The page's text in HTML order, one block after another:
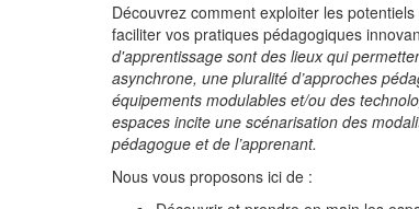
Découvrez comment exploiter les
faciliter vos pratiques pédagogiques
d'apprentissage sont des lieux qui
asynchrone, une pluralité d’approches
équipements modulables et/ou des techno
espaces incite une scénarisation des
pédagogue et de l’apprenant.
Nous vous proposons ici de :